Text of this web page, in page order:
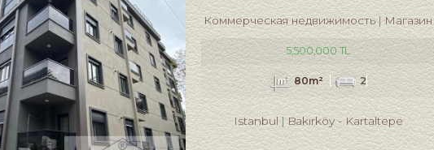
Коммерческая недвижимость Магазин
5,500,000 TL
80m² 2
Istanbul Bakırköy- Kartaltepe